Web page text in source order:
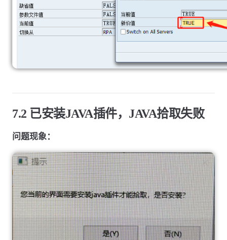
7.2 已安装JAVA插件，JAVA拾取失败
问题现象：